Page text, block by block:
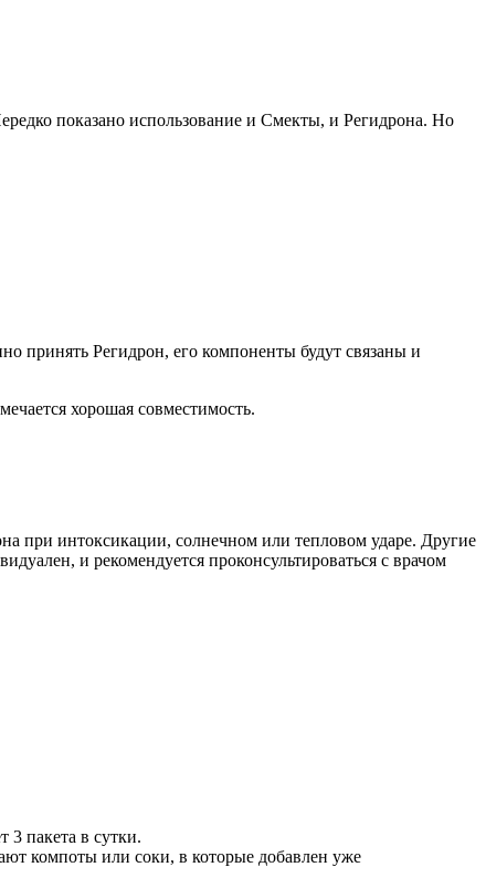
показано использование и Смекты, и Регидрона. Но
принять Регидрон, его компоненты будут связаны и
хорошая совместимость.
при интоксикации, солнечном или тепловом ударе. Другие
и рекомендуется проконсультироваться с врачом
3 пакета в сутки.
компоты или соки, в которые добавлен уже